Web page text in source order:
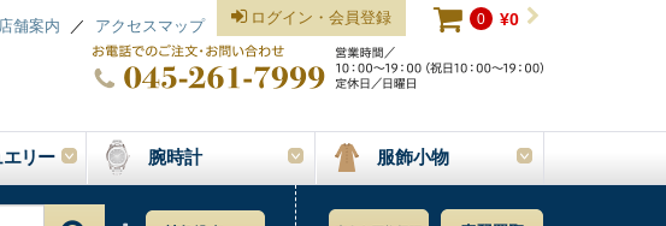
0 ¥0
ログイン・会員登録
店舗案内 アクセスマップ
リー 腕時計 服飾小物